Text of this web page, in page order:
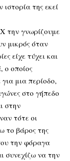
της εκεί
την γνωρίζουμε
μικρός όταν
είχε τύχει και
ο οποίος
μια περίοδο,
στο γήπεδο
στην
τότε οι
το βάρος της
την φόραγα
συνεχίζω να την